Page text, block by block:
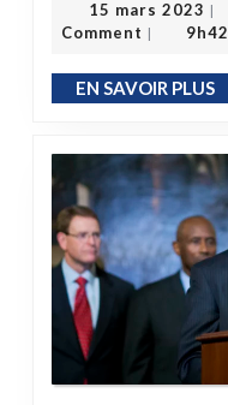
15 mars 2023 |
Comment | 9h42
EN SAVOIR PLUSEN